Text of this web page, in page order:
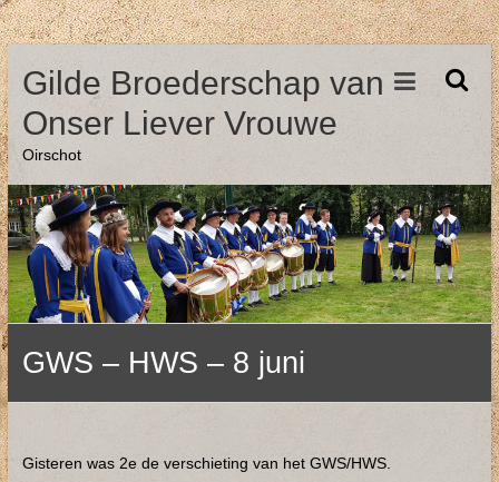
Ga
naar
de
inhoud
Gilde Broederschap van
Onser Liever Vrouwe
Oirschot
GWS – HWS – 8 juni
Gisteren was 2e de verschieting van het GWS/HWS.